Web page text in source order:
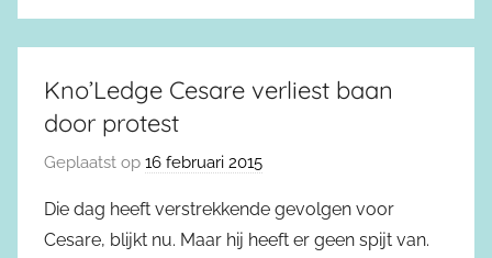
Kno’Ledge Cesare verliest baan
door protest
Geplaatst op 16 februari 2015
Die dag heeft verstrekkende gevolgen voor
Cesare, blijkt nu. Maar hij heeft er geen spijt van.